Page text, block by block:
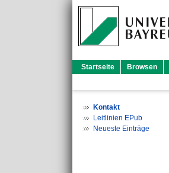
Startseite Browsen
Kontakt
Leitlinien EPub
Neueste Einträge